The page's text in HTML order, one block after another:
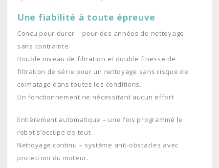
Une fiabilité à toute épreuve
Conçu pour durer – pour des années de nettoyage
sans contrainte.
Double niveau de filtration et double finesse de
filtration de série pour un nettoyage sans risque de
colmatage dans toutes les conditions.
Un fonctionnement ne nécessitant aucun effort
Entièrement automatique – une fois programmé le
robot s’occupe de tout.
Nettoyage continu – système anti-obstacles avec
protection du moteur.